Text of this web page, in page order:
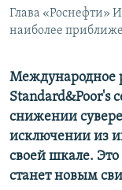
Все сайты RFE/
Глава «Роснефти»
наиболее
Международное
Standard&Poor's
снижении
исключении из
своей шкале.
станет новым